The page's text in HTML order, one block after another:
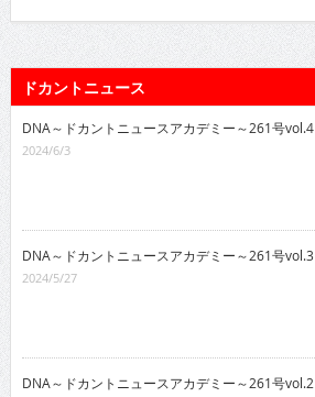
ドカントニュース
DNA～ドカントニュースアカデミー～261号vol.4
2024/6/3
DNA～ドカントニュースアカデミー～261号vol.3
2024/5/27
DNA～ドカントニュースアカデミー～261号vol.2